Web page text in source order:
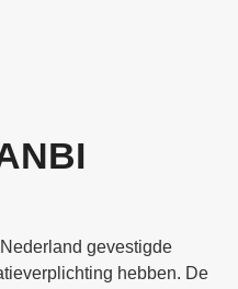
gevestigde
hebben. De